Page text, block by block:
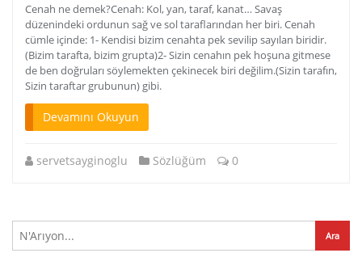
Cenah ne demek?Cenah: Kol, yan, taraf, kanat… Savaş
düzenindeki ordunun sağ ve sol taraflarından her biri. Cenah
cümle içinde: 1- Kendisi bizim cenahta pek sevilip sayılan biridir.
(Bizim tarafta, bizim grupta)2- Sizin cenahın pek hoşuna gitmese
de ben doğruları söylemekten çekinecek biri değilim.(Sizin tarafın,
Sizin taraftar grubunun) gibi.
Devamını Okuyun
servetsayginoglu Sözlüğüm 0